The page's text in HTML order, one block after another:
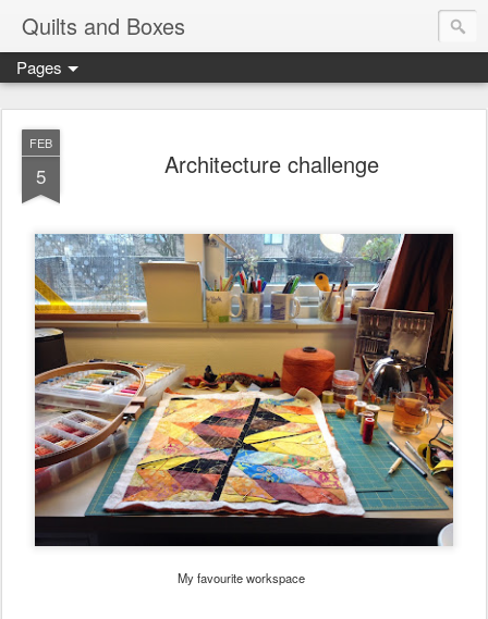
Quilts and Boxes
Pages
FEB
5 Architecture challenge
My favourite workspace